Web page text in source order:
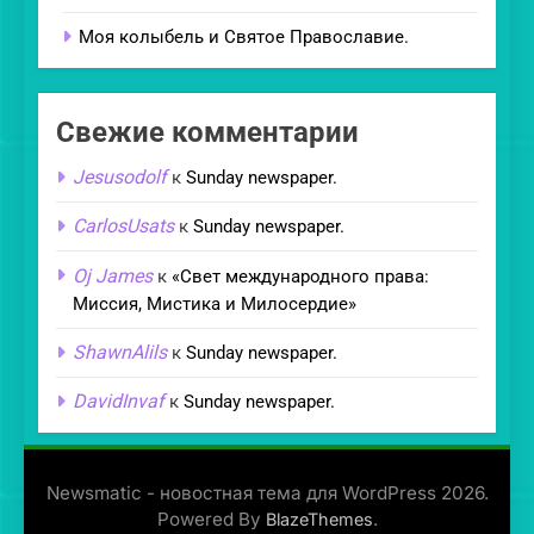
Моя колыбель и Святое Православие.
Свежие комментарии
Jesusodolfк Sunday newspaper.
CarlosUsatsк Sunday newspaper.
Oj Jamesк «Свет международного права:
Миссия, Мистика и Милосердие»
ShawnAlilsк Sunday newspaper.
DavidInvafк Sunday newspaper.
Newsmatic - новостная тема для WordPress 2026.
Powered By BlazeThemes.